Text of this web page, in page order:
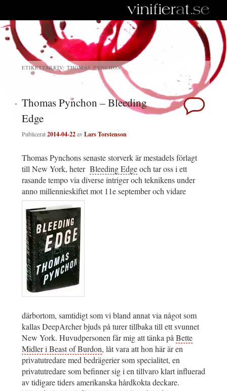
ETIKETTARKIV: THOMAS PYNCHON
Thomas Pynchon – Bleeding
Edge
Publicerat2014-04-22avLars Torstenson
Thomas Pynchons senaste storverk är mestadels förlagt
till New York, heter Bleeding Edgeoch tar oss i ett
rasande tempo via diverse intriger och teknikens under
anno millennieskiftet mot 11e september och vidare
därbortom, samtidigt som vi bland annat via något som
kallas DeepArcher bjuds på turer tillbaka till ett svunnet
New York. Huvudpersonen får mig att tänka på Bette
Midler i Beast of Burdon, låt vara att hon här är en
privatutredare med bedrägerier som specialitet, en
privatutredare som befinner sig i en tillvaro klart influerad
av tidigare tiders amerikanska hårdkokta deckare.